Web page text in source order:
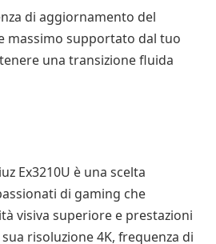
di aggiornamento del
massimo supportato dal tuo
una transizione fluida
Ex3210U è una scelta
di gaming che
visiva superiore e prestazioni
risoluzione 4K, frequenza di